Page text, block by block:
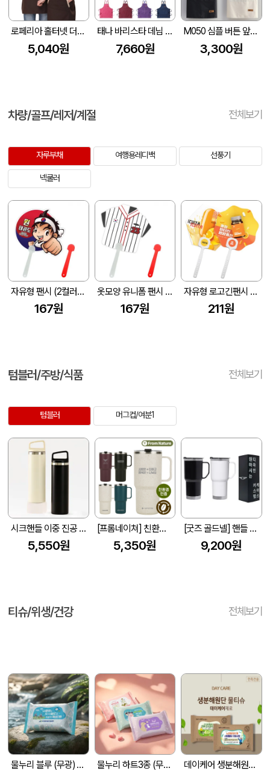
로페리아 홀터넷 더블포켓 앞치마
5,040원
태나 바리스타 데님 앞치마
7,660원
M050 심플 버튼 앞치마, 미용실 애견 미술학원 카페 바리스타 업소용 방수앞치마
3,300원
차량/골프/레저/계절 전체보기
자루부채 여행용레디백 선풍기
넥쿨러
자유형 팬시 (2컬러) 부채 150&#8709;~190&#8709; (손잡이110mm)
167원
옷모양 유니폼 팬시 (2컬러) 부채 150&#8709;~190&#8709; (손잡이110mm)
167원
자유형 로고긴팬시 (백색자루) 부채 (190*190mm)
211원
텀블러/주방/식품 전체보기
텀블러 머그컵/여분1
시크핸들 이중 진공 텀블러 500ml
5,550원
[프롬네이쳐] 친환경 커피가루 우디 핸들 텀블러 750ml
5,350원
[굿즈 골드넬] 핸들 스텐 텀블러 600ml
9,200원
티슈/위생/건강 전체보기
물누리 블루 (무광) 물티슈 25매/30매/35매 물누리 하트3종 (무광) 물티슈 10매/15매/20매 데이케어 생분해원단 제로 물티슈 15매 홍보.전도.판촉용 추천